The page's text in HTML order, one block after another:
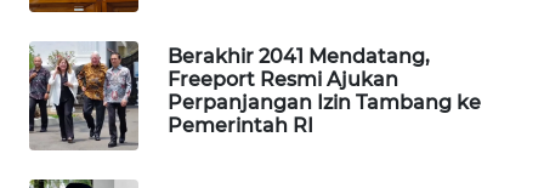
Berakhir 2041 Mendatang,
Freeport Resmi Ajukan
Perpanjangan Izin Tambang ke
Pemerintah RI
WATCH
MKLI
LPKKI